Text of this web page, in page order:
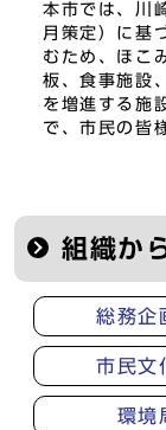
本市では、川
月策定）に基
むため、ほこ
板、食事施設
を増進する施
で、市民の皆
組織か
総務企
市民文
環境